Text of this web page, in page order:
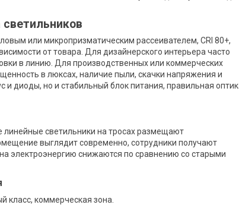
или микропризматическим рассеивателем, CRI 80+,
от товара. Для дизайнерского интерьера часто
в линию. Для производственных или коммерческих
в люксах, наличие пыли, скачки напряжения и
и диоды, но и стабильный блок питания, правильная
светильники на тросах размещают
выглядит современно, сотрудники получают
электроэнергию снижаются по сравнению со старыми
класс, коммерческая зона.